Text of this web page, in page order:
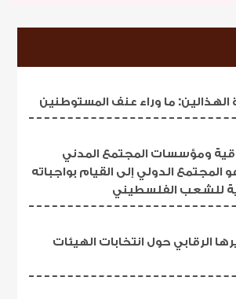
ما وراء عنف المستوطنين
ومؤسسات المجتمع المدني
المجتمع الدولي إلى القيام بواجباته
للشعب الفلسطيني
الرقابي حول انتخابات الهيئات